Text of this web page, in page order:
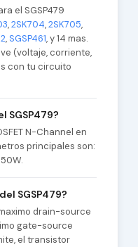
el SGSP479
,2SK704,2SK705,
, SGSP461, y 14 mas.
(voltaje, corriente,
con tu circuito
SGSP479?
N-Channel en
principales son:
SGSP479?
drain-source
gate-source
el transistor